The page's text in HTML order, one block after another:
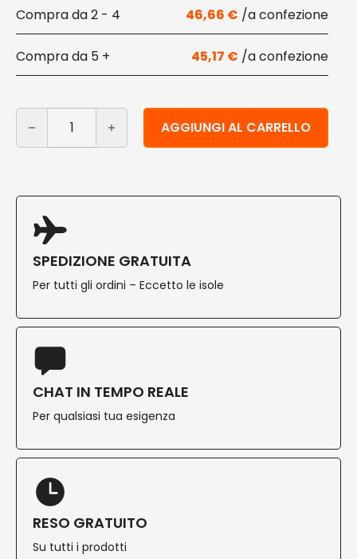
2 - 4 46,66 €
5 + 45,17 €
Vaschette trasparenti per salumi slim h2 cm 100 pz
AGGIUNGI AL CARRELLO
Alternative:
SPEDIZIONE GRATUITA
Per tutti gli ordini – Eccetto le isole
CHAT IN TEMPO REALE
Per qualsiasi tua esigenza
RESO GRATUITO
Su tutti i prodotti